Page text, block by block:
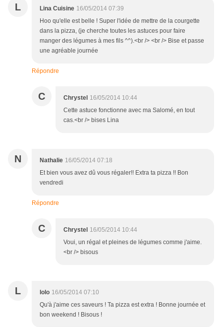
L Lina Cuisine 16/05/2014 07:39
Hoo qu'elle est belle ! Super l'idée de mettre de la courgette
dans la pizza, (je cherche toutes les astuces pour faire
manger des légumes à mes fils ^^).<br /> <br /> Bise et passe
une agréable journée
Répondre
C Chrystel 16/05/2014 10:44
Cette astuce fonctionne avec ma Salomé, en tout
cas.<br /> bises Lina
N Nathalie 16/05/2014 07:18
Et bien vous avez dû vous régaler!! Extra ta pizza !! Bon
vendredi
Répondre
C Chrystel 16/05/2014 10:44
Voui, un régal et pleines de légumes comme j'aime.
<br /> bisous
L lolo 16/05/2014 07:10
Qu'à j'aime ces saveurs ! Ta pizza est extra ! Bonne journée et
bon weekend ! Bisous !